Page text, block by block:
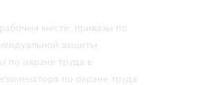
месте; приказы по
защиты;
по охране труда в
по охране труда